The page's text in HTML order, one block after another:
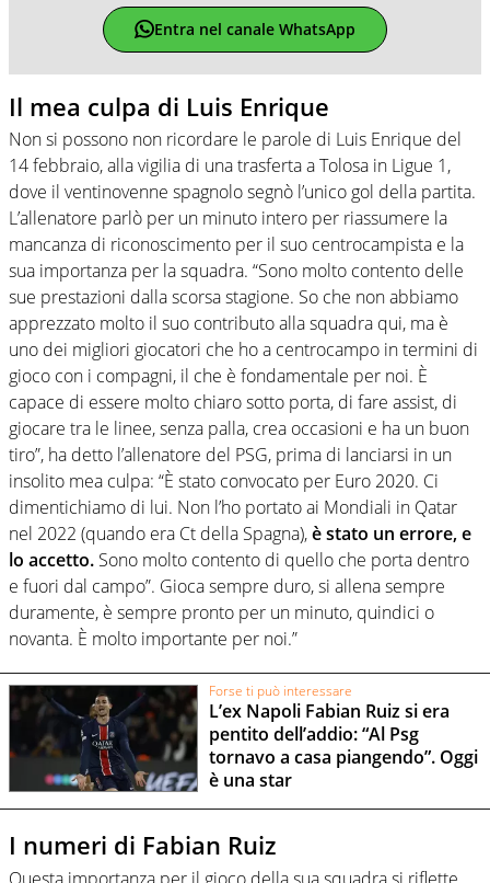
Entra nel canale WhatsApp
Il mea culpa di Luis Enrique
Non si possono non ricordare le parole di Luis Enrique del
14 febbraio, alla vigilia di una trasferta a Tolosa in Ligue 1,
dove il ventinovenne spagnolo segnò l’unico gol della partita.
L’allenatore parlò per un minuto intero per riassumere la
mancanza di riconoscimento per il suo centrocampista e la
sua importanza per la squadra. “Sono molto contento delle
sue prestazioni dalla scorsa stagione. So che non abbiamo
apprezzato molto il suo contributo alla squadra qui, ma è
uno dei migliori giocatori che ho a centrocampo in termini di
gioco con i compagni, il che è fondamentale per noi. È
capace di essere molto chiaro sotto porta, di fare assist, di
giocare tra le linee, senza palla, crea occasioni e ha un buon
tiro”, ha detto l’allenatore del PSG, prima di lanciarsi in un
insolito mea culpa: “È stato convocato per Euro 2020. Ci
dimentichiamo di lui. Non l’ho portato ai Mondiali in Qatar
nel 2022 (quando era Ct della Spagna),è stato un errore, e
lo accetto. Sono molto contento di quello che porta dentro
e fuori dal campo”. Gioca sempre duro, si allena sempre
duramente, è sempre pronto per un minuto, quindici o
novanta. È molto importante per noi.”
Forse ti può interessare
L’ex Napoli Fabian Ruiz si era
pentito dell’addio: “Al Psg
tornavo a casa piangendo”. Oggi
è una star
I numeri di Fabian Ruiz